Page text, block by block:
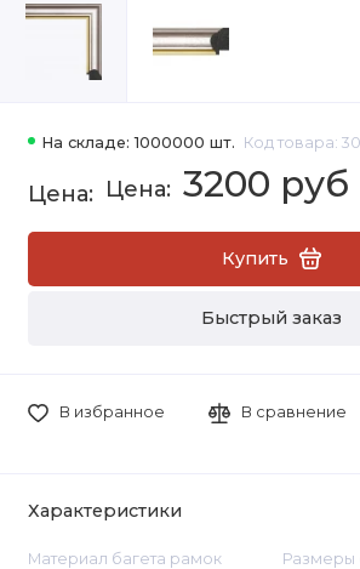
На складе: 1000000 шт. Код товара:
3200 руб
Купить
Быстрый заказ
В избранное В сравнение
Характеристики
Материал багета рамок Размеры